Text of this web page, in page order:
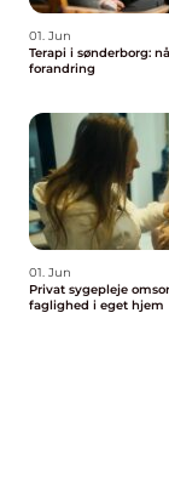
01. Jun
Terapi i sønderborg:
forandring
01. Jun
Privat sygepleje omsorg, tryghed og
faglighed i eget hjem